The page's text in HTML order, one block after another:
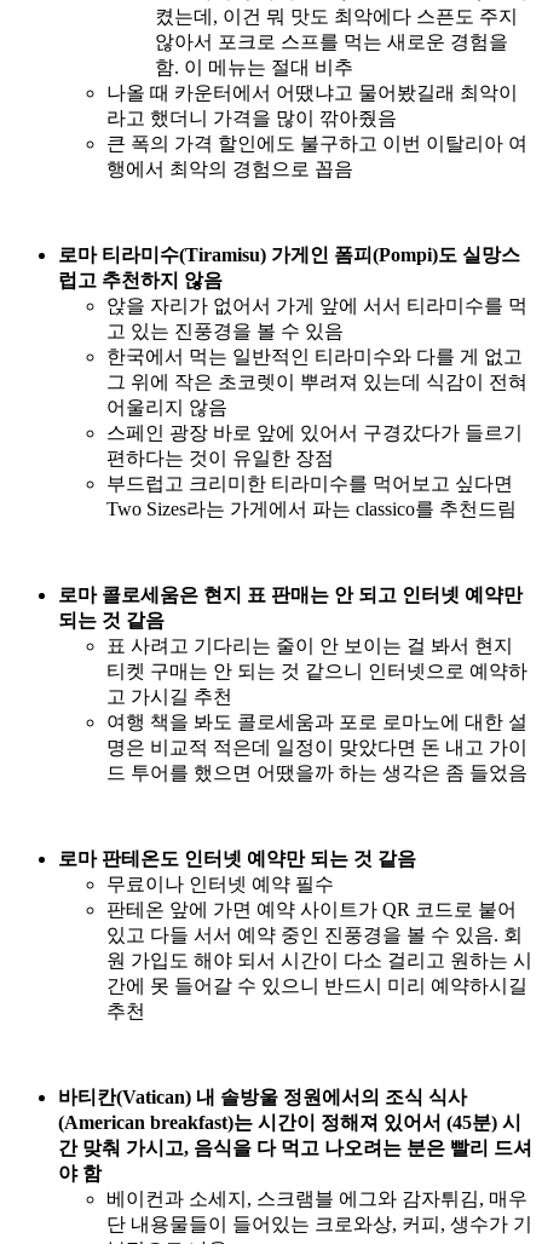
켰는데, 이건 뭐 맛도 최악에다 스픈도 주지
않아서 포크로 스프를 먹는 새로운 경험을
함. 이 메뉴는 절대 비추
나올 때 카운터에서 어땠냐고 물어봤길래 최악이
라고 했더니 가격을 많이 깎아줬음
큰 폭의 가격 할인에도 불구하고 이번 이탈리아 여
행에서 최악의 경험으로 꼽음
로마 티라미수(Tiramisu) 가게인 폼피(Pompi)도 실망스
럽고 추천하지 않음
앉을 자리가 없어서 가게 앞에 서서 티라미수를 먹
고 있는 진풍경을 볼 수 있음
한국에서 먹는 일반적인 티라미수와 다를 게 없고
그 위에 작은 초코렛이 뿌려져 있는데 식감이 전혀
어울리지 않음
스페인 광장 바로 앞에 있어서 구경갔다가 들르기
편하다는 것이 유일한 장점
부드럽고 크리미한 티라미수를 먹어보고 싶다면
Two Sizes라는 가게에서 파는 classico를 추천드림
로마 콜로세움은 현지 표 판매는 안 되고 인터넷 예약만
되는 것 같음
표 사려고 기다리는 줄이 안 보이는 걸 봐서 현지
티켓 구매는 안 되는 것 같으니 인터넷으로 예약하
고 가시길 추천
여행 책을 봐도 콜로세움과 포로 로마노에 대한 설
명은 비교적 적은데 일정이 맞았다면 돈 내고 가이
드 투어를 했으면 어땠을까 하는 생각은 좀 들었음
로마 판테온도 인터넷 예약만 되는 것 같음
무료이나 인터넷 예약 필수
판테온 앞에 가면 예약 사이트가 QR 코드로 붙어
있고 다들 서서 예약 중인 진풍경을 볼 수 있음. 회
원 가입도 해야 되서 시간이 다소 걸리고 원하는 시
간에 못 들어갈 수 있으니 반드시 미리 예약하시길
추천
바티칸(Vatican) 내 솔방울 정원에서의 조식 식사
(American breakfast)는 시간이 정해져 있어서 (45분) 시
간 맞춰 가시고, 음식을 다 먹고 나오려는 분은 빨리 드셔
야 함
베이컨과 소세지, 스크램블 에그와 감자튀김, 매우
단 내용물들이 들어있는 크로와상, 커피, 생수가 기